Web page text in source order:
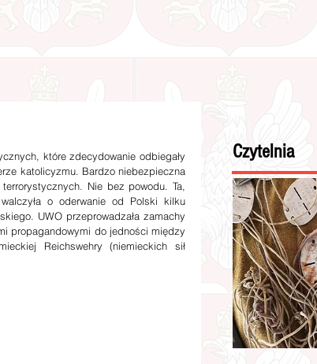
które zdecydowanie odbiegały
katolicyzmu. Bardzo niebezpieczna
Nie bez powodu. Ta,
o oderwanie od Polski kilku
UWO przeprowadzała zamachy
propagandowymi do jedności między
Reichswehry (niemieckich sił
Czytelnia